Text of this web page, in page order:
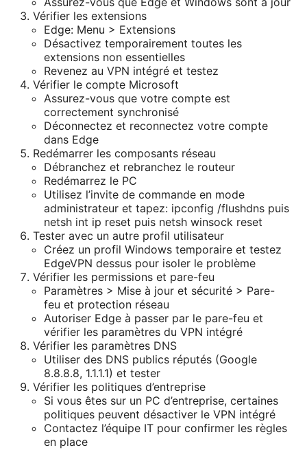
Vérifier les extensions
Edge: Menu > Extensions
Désactivez temporairement toutes les
extensions non essentielles
Revenez au VPN intégré et testez
Vérifier le compte Microsoft
Assurez-vous que votre compte est
correctement synchronisé
Déconnectez et reconnectez votre compte
dans Edge
Redémarrer les composants réseau
Débranchez et rebranchez le routeur
Redémarrez le PC
Utilisez l’invite de commande en mode
administrateur et tapez: ipconfig /flushdns puis
netsh int ip reset puis netsh winsock reset
Tester avec un autre profil utilisateur
Créez un profil Windows temporaire et testez
EdgeVPN dessus pour isoler le problème
Vérifier les permissions et pare-feu
Paramètres > Mise à jour et sécurité > Pare-
feu et protection réseau
Autoriser Edge à passer par le pare-feu et
vérifier les paramètres du VPN intégré
Vérifier les paramètres DNS
Utiliser des DNS publics réputés (Google
8.8.8.8, 1.1.1.1) et tester
Vérifier les politiques d’entreprise
Si vous êtes sur un PC d’entreprise, certaines
politiques peuvent désactiver le VPN intégré
Contactez l’équipe IT pour confirmer les règles
en place